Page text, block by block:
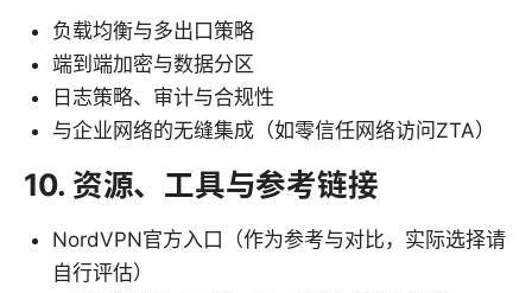
负载均衡与多出口策略
端到端加密与数据分区
日志策略、审计与合规性
与企业网络的无缝集成（如零信任网络访问ZTA）
10. 资源、工具与参考链接
NordVPN官方入口（作为参考与对比，实际选择请
自行评估）